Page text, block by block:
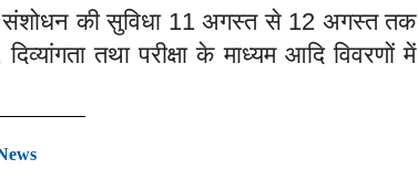
की सुविधा 11अगस्त से 12 अगस्त तक
दिव्यांगता तथा परीक्षा के माध्यम आदि विवरणों में